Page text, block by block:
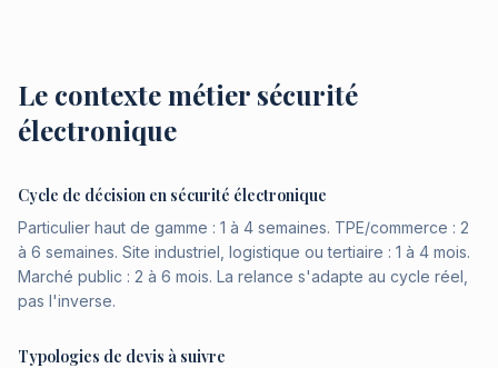
Le contexte métier sécurité
électronique
Cycle de décision en sécurité électronique
Particulier haut de gamme : 1 à 4 semaines. TPE/commerce : 2
à 6 semaines. Site industriel, logistique ou tertiaire : 1 à 4 mois.
Marché public : 2 à 6 mois. La relance s'adapte au cycle réel,
pas l'inverse.
Typologies de devis à suivre